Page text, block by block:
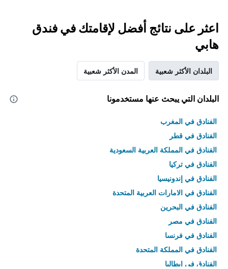
اعثر على نتائج أفضل لإقامتك في فندق
هابي
البلدان الأكثر شعبية المدن الأكثر شعبية
البلدان التي يبحث عنها مستخدمونا
الفنادق في المغرب
الفنادق في قطر
الفنادق في المملكة العربية السعودية
الفنادق في تركيا
الفنادق في إندونيسيا
الفنادق في الامارات العربية المتحدة
الفنادق في البحرين
الفنادق في مصر
الفنادق في فرنسا
الفنادق في المملكة المتحدة
الفنادق في إيطاليا